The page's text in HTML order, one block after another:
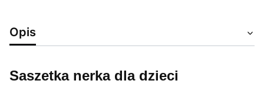
Opis
Saszetka nerka dla dzieci